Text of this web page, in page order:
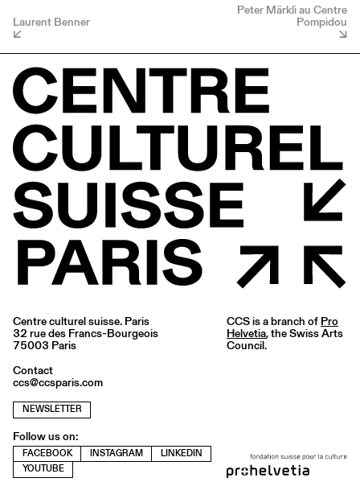
Laurent Benner
Peter Märkli au Centre
Pompidou
Centre culturel suisse. Paris
32 rue des Francs-Bourgeois
75003 Paris
Contact
ccs@ccsparis.com
NEWSLETTER
Follow us on:
FACEBOOK INSTAGRAM
LINKEDIN
YOUTUBE
CCS is a branch of Pro
Helvetia, the Swiss Arts
Council.